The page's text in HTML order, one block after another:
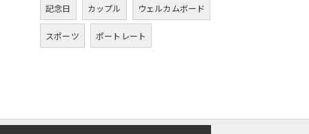
記念日 カップル ウェルカムボード
スポーツ ポートレート